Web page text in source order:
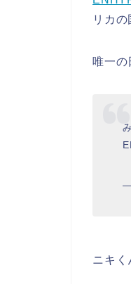
リカ
唯一の
—
ニキく